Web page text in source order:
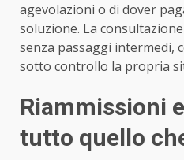
agevolazioni o di dover
soluzione. La
senza passaggi intermedi,
sotto controllo la propria
Riammissioni
tutto quello